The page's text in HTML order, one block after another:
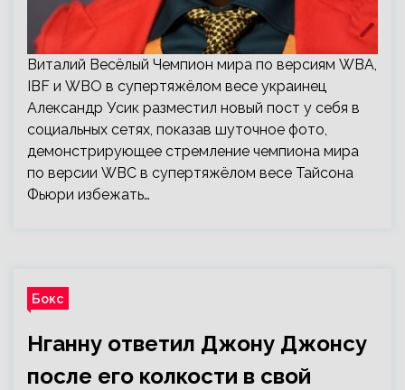
Виталий Весёлый Чемпион мира по версиям WBA,
IBF и WBO в супертяжёлом весе украинец
Александр Усик разместил новый пост у себя в
социальных сетях, показав шуточное фото,
демонстрирующее стремление чемпиона мира
по версии WBC в супертяжёлом весе Тайсона
Фьюри избежать…
Бокс
Нганну ответил Джону Джонсу
после его колкости в свой